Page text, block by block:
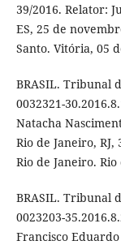
39/2016. Relator:
ES, 25 de
Santo. Vitória, 05
BRASIL. Tribunal
0032321-
Natacha
Rio de Janeiro,
Rio de Janeiro.
BRASIL. Tribunal
0023203-
Francisco